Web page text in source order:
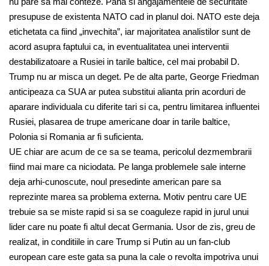
presupuse de existenta NATO cad in planul doi. NATO este deja
etichetata ca fiind „invechita”, iar majoritatea analistilor sunt de
acord asupra faptului ca, in eventualitatea unei interventii
destabilizatoare a Rusiei in tarile baltice, cel mai probabil D.
Trump nu ar misca un deget. Pe de alta parte, George Friedman
anticipeaza ca SUA ar putea substitui alianta prin acorduri de
aparare individuala cu diferite tari si ca, pentru limitarea influentei
Rusiei, plasarea de trupe americane doar in tarile baltice,
Polonia si Romania ar fi suficienta.
UE chiar are acum de ce sa se teama, pericolul dezmembrarii
fiind mai mare ca niciodata. Pe langa problemele sale interne
deja arhi-cunoscute, noul presedinte american pare sa
reprezinte marea sa problema externa. Motiv pentru care UE
trebuie sa se miste rapid si sa se coaguleze rapid in jurul unui
lider care nu poate fi altul decat Germania. Usor de zis, greu de
realizat, in conditiile in care Trump si Putin au un fan-club
european care este gata sa puna la cale o revolta impotriva unui